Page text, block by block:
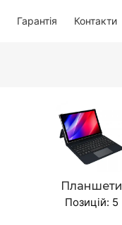
Гарантія Контакти
Планшети
Позицій: 5